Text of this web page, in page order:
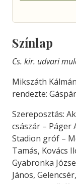
Színlap
Cs. kir. udvari
Mikszáth
rendezte:
Szereposztás:
császár – Páger
Stadion gróf –
Tamás, Kovács
Gyabronka
János,